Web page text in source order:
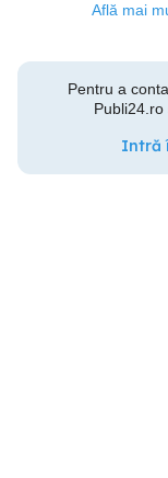
Află mai
Pentru a
Intră